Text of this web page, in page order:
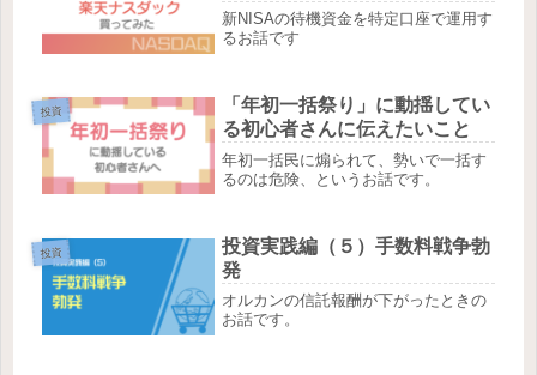
新NISAの待機資金を特定口座で運用す
るお話です
投資
「年初一括祭り」に動揺してい
る初心者さんに伝えたいこと
年初一括民に煽られて、勢いで一括す
るのは危険、というお話です。
投資
投資実践編（５）手数料戦争勃
発
オルカンの信託報酬が下がったときの
お話です。